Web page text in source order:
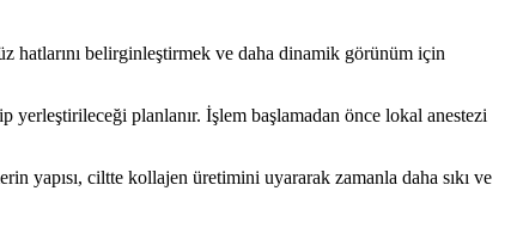
hatlarını belirginleştirmek ve daha dinamik görünüm için
planlanır. İşlem başlamadan önce lokal anestezi
yapısı, ciltte kollajen üretimini uyararak zamanla daha sıkı ve